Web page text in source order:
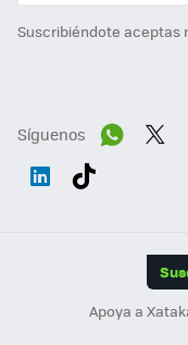
Suscribiéndote aceptas
Síguenos
Apoya a